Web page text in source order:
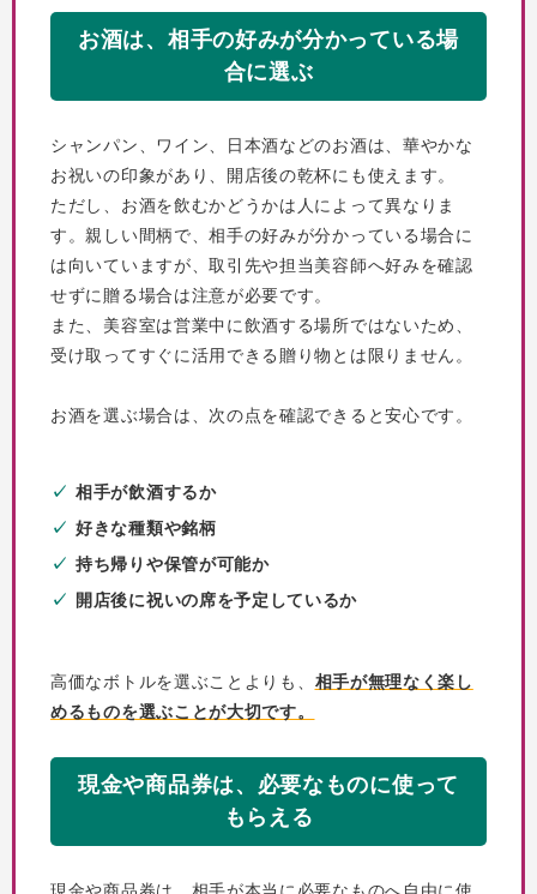
お酒は、相手の好みが分かっている場
合に選ぶ
シャンパン、ワイン、日本酒などのお酒は、華やかな
お祝いの印象があり、開店後の乾杯にも使えます。
ただし、お酒を飲むかどうかは人によって異なりま
す。親しい間柄で、相手の好みが分かっている場合に
は向いていますが、取引先や担当美容師へ好みを確認
せずに贈る場合は注意が必要です。
また、美容室は営業中に飲酒する場所ではないため、
受け取ってすぐに活用できる贈り物とは限りません。
お酒を選ぶ場合は、次の点を確認できると安心です。
相手が飲酒するか
好きな種類や銘柄
持ち帰りや保管が可能か
開店後に祝いの席を予定しているか
高価なボトルを選ぶことよりも、 相手が無理なく楽し
めるものを選ぶことが大切です。
現金や商品券は、必要なものに使って
もらえる